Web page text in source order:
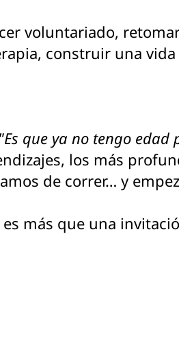
voluntariado,
construir una
"Es que ya no tengo
los más
de correr… y
es más que una